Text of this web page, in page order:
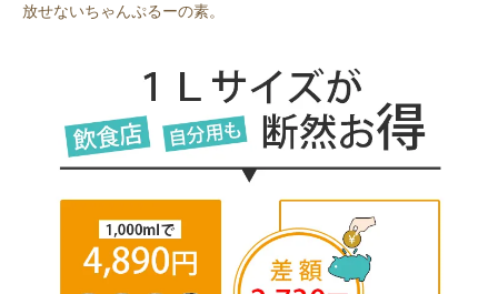
放せないちゃんぷるーの素。